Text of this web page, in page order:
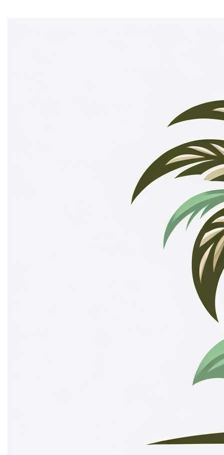
Ontdek meer domeinen
Met deze
unieke domeinnaam kan je een exclusieve online
presence creëren. Denk aan een reisblog, een webshop
voor exotische producten, of een platform voor
islande.be sta je meteen op de
Claim jouw stukje internetparadijs
reisgids voor alle eilanden die België te bieden heeft.
België te ontdekken, compleet met reistips, fotogalerijen
eigen foto's uploaden, deelnemen aan fotowedstrijden